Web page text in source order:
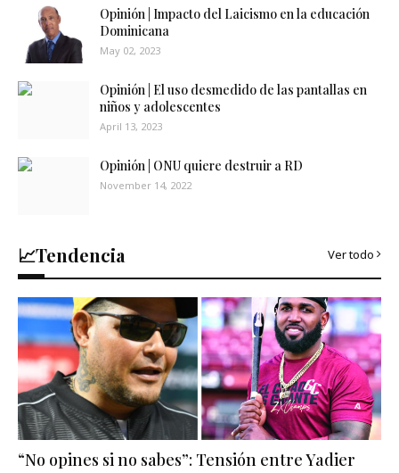
Opinión | Impacto del Laicismo en la educación
Dominicana
May 02, 2023
Opinión | El uso desmedido de las pantallas en
niños y adolescentes
April 13, 2023
Opinión | ONU quiere destruir a RD
November 14, 2022
📈Tendencia Ver todo
“No opines si no sabes”: Tensión entre Yadier